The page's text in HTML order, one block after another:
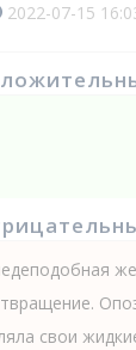
2022-07-15
свои